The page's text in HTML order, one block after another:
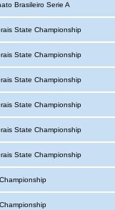
Brasileiro Serie A
State Championship
State Championship
State Championship
State Championship
State Championship
State Championship